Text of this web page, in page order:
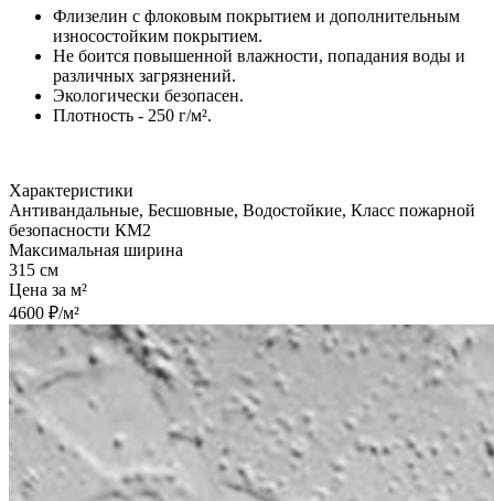
Флизелин с флоковым покрытием и дополнительным
износостойким покрытием.
Не боится повышенной влажности, попадания воды и
различных загрязнений.
Экологически безопасен.
Плотность - 250 г/м².
Характеристики
Антивандальные, Бесшовные, Водостойкие, Класс пожарной
безопасности КМ2
Максимальная ширина
315 см
Цена за м²
4600 ₽/м²